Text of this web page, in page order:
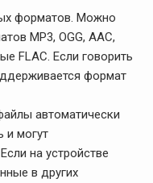
форматов. Можно
MP3, OGG, AAC,
FLAC. Если говорить
формат
автоматически
и могут
на устройстве
в других